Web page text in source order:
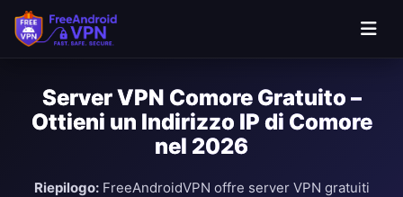
Server VPN Comore Gratuito –
Ottieni un Indirizzo IP di Comore
nel 2026
Riepilogo:FreeAndroidVPN offre server VPN gratuiti